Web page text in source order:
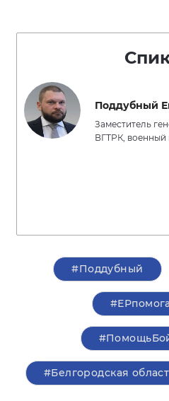
Поддубный
Заместитель
ВГТРК, военный
#Поддубный
#Белгородская